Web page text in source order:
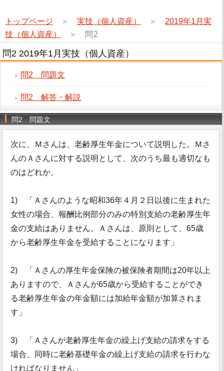
トップページ ＞ 実技（個人資産） ＞ 2019年1月実
技（個人資産）
＞ 問2
問2 2019年1月実技（個人資産）
問2 問題文
問2 解答・解説
問2 問題文
次に、Ｍさんは、老齢厚生年金について説明した。Ｍさ
んのＡさんに対する説明として、次のうち最も適切なも
のはどれか。
1) 「Ａさんのような昭和36年４月２日以後に生まれた
女性の場合、報酬比例部分のみの特別支給の老齢厚生年
金の支給はありません。Ａさんは、原則として、65歳
から老齢厚生年金を受給することになります」
2) 「Ａさんの厚生年金保険の被保険者期間は20年以上
ありますので、Ａさんが65歳から受給することができ
る老齢厚生年金の年金額には加給年金額が加算されま
す」
3) 「Ａさんが老齢厚生年金の繰上げ支給の請求をする
場合、同時に老齢基礎年金の繰上げ支給の請求を行わな
ければなりません」